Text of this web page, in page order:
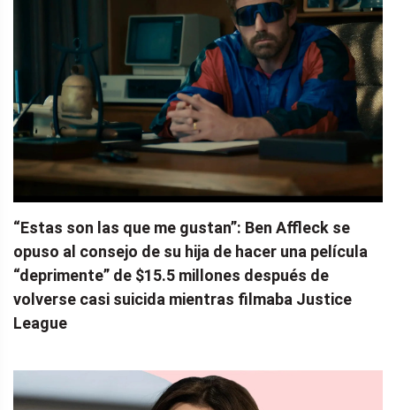
“Estas son las que me gustan”: Ben Affleck se
opuso al consejo de su hija de hacer una película
“deprimente” de $15.5 millones después de
volverse casi suicida mientras filmaba Justice
League